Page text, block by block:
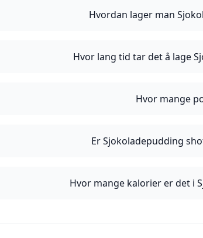
Hvordan lager man
Hvor lang tid tar det å lage
Hvor mange
Er Sjokoladepudding
Hvor mange kalorier er det i